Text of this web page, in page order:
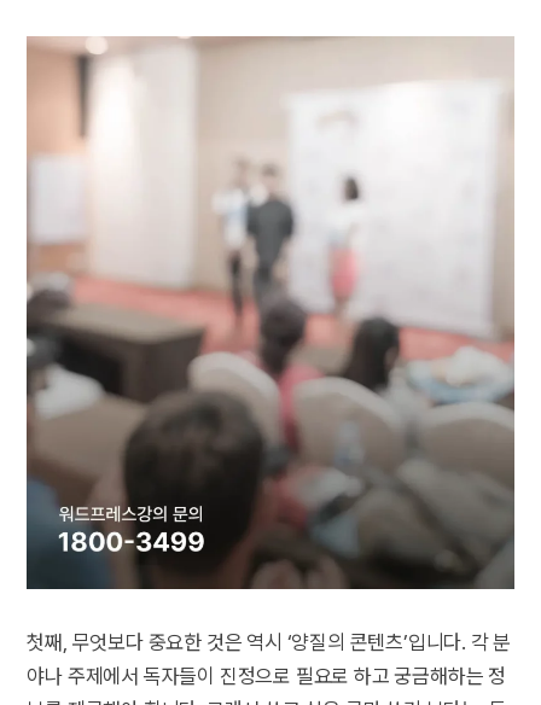
첫째, 무엇보다 중요한 것은 역시 ‘양질의 콘텐츠’입니다. 각 분
야나 주제에서 독자들이 진정으로 필요로 하고 궁금해하는 정